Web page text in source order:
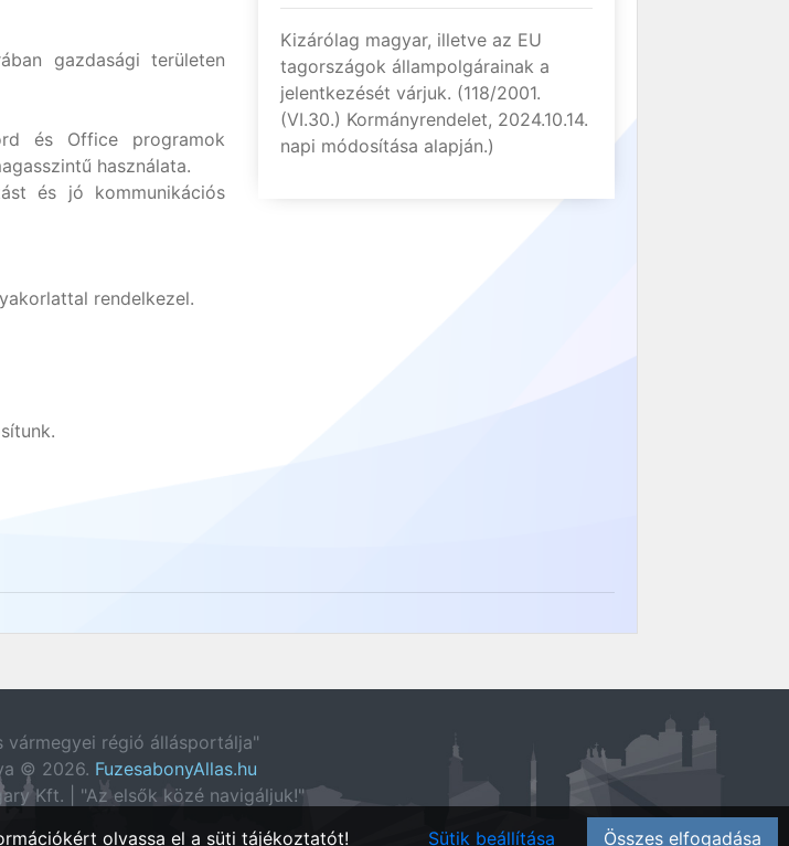
gazdasági területen
és Office programok
használata.
és jó kommunikációs
rendelkezel.
Kizárólag magyar, illetve az EU
tagországok állampolgárainak a
jelentkezését várjuk. (118/2001.
(VI.30.) Kormányrendelet, 2024.10.14.
napi módosítása alapján.)
vármegyei régió állásportálja"
© 2026. FuzesabonyAllas.hu
Kft. | "Az elsők közé navigáljuk!"
olvassa el a süti tájékoztatót! Sütik beállítása Összes elfogadása